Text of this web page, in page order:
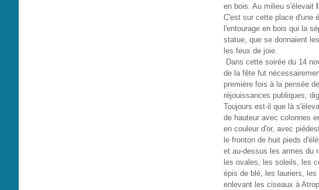
en bois. Au milieu s'élevait
C'est sur cette place d'une
l'entourage en bois qui la
statue, que se donnaient
les feux de joie.
Dans cette soirée du 14
de la fête fut
première fois à la pensée
réjouissances publiques,
Toujours est-il que là
de hauteur avec colonnes
en couleur d'or, avec
le fronton de huit pieds
et au-dessus les armes du
les ovales, les soleils, les
épis de blé, les lauriers,
enlevant les ciseaux à